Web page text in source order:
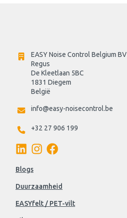
EASY Noise Control Belgium BV
Regus
De Kleetlaan 5BC
1831 Diegem
België
info@easy-noisecontrol.be
+32 27 906 199
Blogs
Duurzaamheid
EASYfelt / PET-vilt